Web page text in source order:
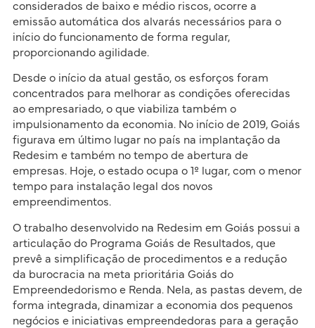
considerados de baixo e médio riscos, ocorre a
emissão automática dos alvarás necessários para o
início do funcionamento de forma regular,
proporcionando agilidade.
Desde o início da atual gestão, os esforços foram
concentrados para melhorar as condições oferecidas
ao empresariado, o que viabiliza também o
impulsionamento da economia. No início de 2019, Goiás
figurava em último lugar no país na implantação da
Redesim e também no tempo de abertura de
empresas. Hoje, o estado ocupa o 1º lugar, com o menor
tempo para instalação legal dos novos
empreendimentos.
O trabalho desenvolvido na Redesim em Goiás possui a
articulação do Programa Goiás de Resultados, que
prevê a simplificação de procedimentos e a redução
da burocracia na meta prioritária Goiás do
Empreendedorismo e Renda. Nela, as pastas devem, de
forma integrada, dinamizar a economia dos pequenos
negócios e iniciativas empreendedoras para a geração